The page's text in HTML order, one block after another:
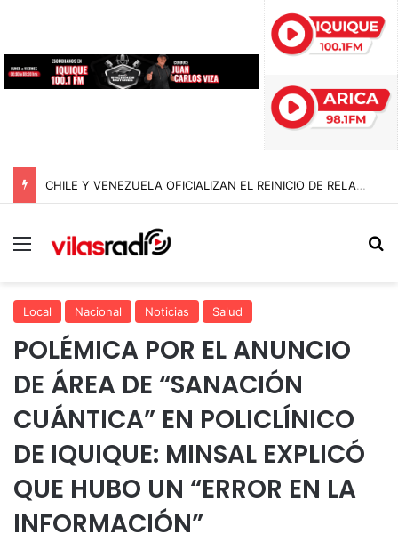
CHILE Y VENEZUELA OFICIALIZAN EL REINICIO DE RELACIONES CONSULARES Y AVANZAN HACIA LA NORMALIZACIÓN DE VÍNCULOS BILATERALES
Menú
Local Nacional Noticias Salud
POLÉMICA POR EL ANUNCIO
DE ÁREA DE “SANACIÓN
CUÁNTICA” EN POLICLÍNICO
DE IQUIQUE: MINSAL EXPLICÓ
QUE HUBO UN “ERROR EN LA
INFORMACIÓN”